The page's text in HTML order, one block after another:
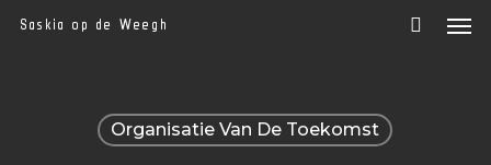
SkipSaskia op de Weegh
Organisatie Van De Toekomst